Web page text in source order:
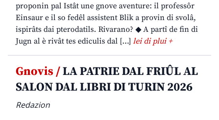
proponin pal Istât une gnove aventure: il professôr
Einsaur e il so fedêl assistent Blik a provin di svolâ,
ispirâts dai pterodatils. Rivarano? ◆ A partî de fin di
Jugn al è rivât tes ediculis dal […] lei di plui +
Gnovis /LA PATRIE DAL FRIÛL AL
SALON DAL LIBRI DI TURIN 2026
Redazion